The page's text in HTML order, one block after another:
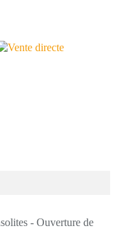
- Ouverture de